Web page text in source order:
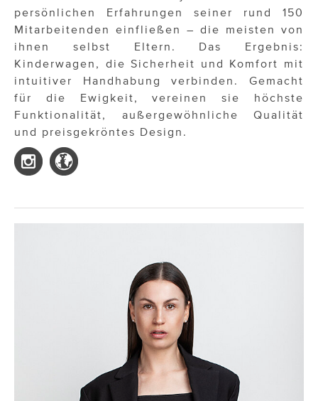
persönlichen Erfahrungen seiner rund 150
Mitarbeitenden einfließen – die meisten von
ihnen selbst Eltern. Das Ergebnis:
Kinderwagen, die Sicherheit und Komfort mit
intuitiver Handhabung verbinden. Gemacht
für die Ewigkeit, vereinen sie höchste
Funktionalität, außergewöhnliche Qualität
und preisgekröntes Design.